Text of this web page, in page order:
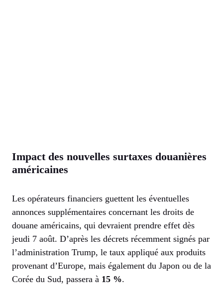
Impact des nouvelles surtaxes douanières
américaines
Les opérateurs financiers guettent les éventuelles
annonces supplémentaires concernant les droits de
douane américains, qui devraient prendre effet dès
jeudi 7 août. D’après les décrets récemment signés par
l’administration Trump, le taux appliqué aux produits
provenant d’Europe, mais également du Japon ou de la
Corée du Sud, passera à 15 %.